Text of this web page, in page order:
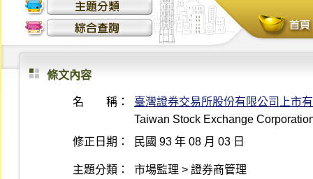
條文內容
名 稱：
臺灣證券交易所股份有限公司上市
Taiwan Stock Exchange
修正日期：
民國 93 年 08 月 03 日
主題分類： 市場監理 > 證券商管理